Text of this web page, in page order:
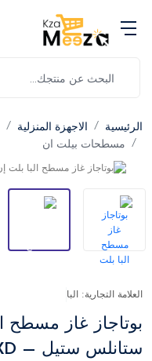
الرئيسية الاجهزة المنزلية
مسطحات بيلت ان
العلامة التجارية: البا
ستانلس ستيل – ENF60-444XD